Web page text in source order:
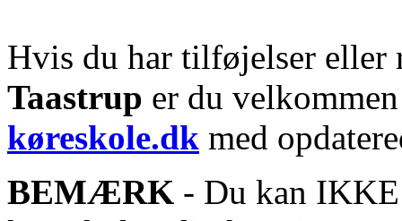
Hvis du har tilføjelser eller
Taastrup er du
køreskole.dk med
BEMÆRK - Du kan IKKE